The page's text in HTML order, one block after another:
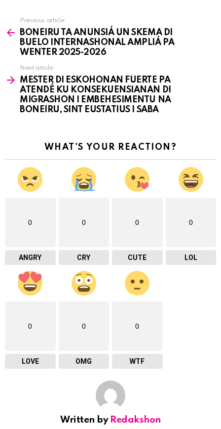
more
Previous article
BONEIRU TA ANUNSIÁ UN SKEMA DI
BUELO INTERNASHONAL AMPLIÁ PA
WENTER 2025-2026
Next article
MESTER DI ESKOHONAN FUERTE PA
ATENDÉ KU KONSEKUENSIANAN DI
MIGRASHON I EMBEHESIMENTU NA
BONEIRU, SINT EUSTATIUS I SABA
WHAT'S YOUR REACTION?
0
ANGRY
0
CRY
0
CUTE
0
LOL
0
LOVE
0
OMG
0
WTF
Written by Redakshon